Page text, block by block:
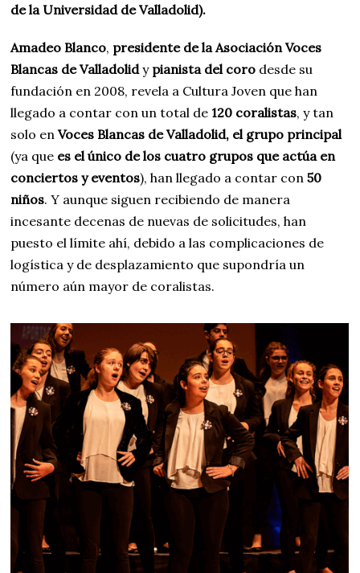
de la Universidad de Valladolid).
Amadeo Blanco, presidente de la Asociación Voces
Blancas de Valladolidy pianista del coro desde su
fundación en 2008, revela a Cultura Joven que han
llegado a contar con un total de120 coralistas, y tan
solo enVoces Blancas de Valladolid, el grupo principal
(ya que es el único de los cuatro grupos que actúa en
conciertos y eventos), han llegado a contar con50
niños. Y aunque siguen recibiendo de manera
incesante decenas de nuevas de solicitudes, han
puesto el límite ahí, debido a las complicaciones de
logística y de desplazamiento que supondría un
número aún mayor de coralistas.